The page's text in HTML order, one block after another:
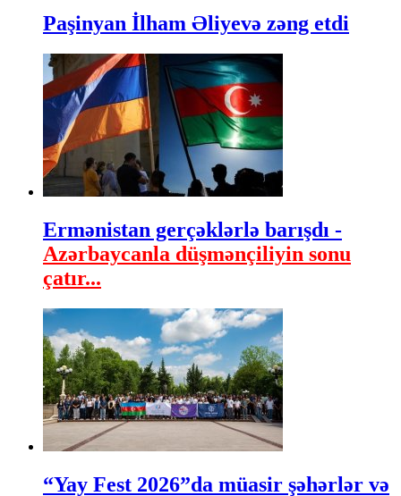
Paşinyan İlham Əliyevə zəng etdi
Ermənistan gerçəklərlə barışdı -
Azərbaycanla düşmənçiliyin sonu
çatır...
“Yay Fest 2026”da müasir şəhərlər və